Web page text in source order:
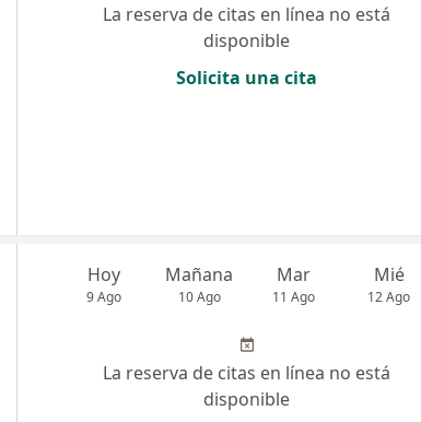
La reserva de citas en línea no está
disponible
Solicita una cita
Hoy
9 Ago
Mañana
10 Ago
Mar
11 Ago
Mié
12 Ago
La reserva de citas en línea no está
disponible